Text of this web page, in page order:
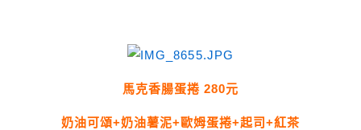
馬克香腸蛋捲 280元
奶油可頌+奶油薯泥+歐姆蛋捲+起司+紅茶